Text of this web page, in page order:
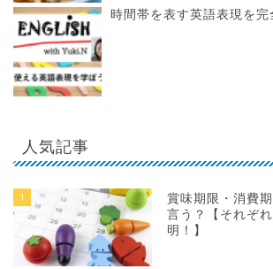
時間帯を表す英語表現を完
人気記事
1
賞味期限・消費
言う？【それぞ
明！】